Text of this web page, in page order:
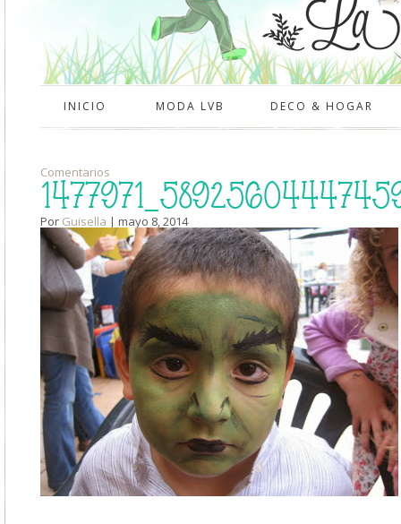
INICIO MODA LVB DECO & HOGAR
Comentarios
Por Guisella | mayo 8, 2014